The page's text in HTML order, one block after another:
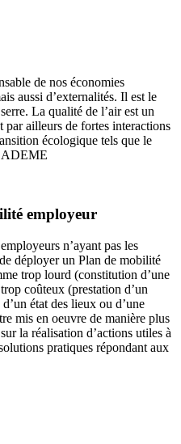
de nos économies
aussi d’externalités. Il est le
La qualité de l’air est un
par ailleurs de fortes interactions
écologique tels que le
ADEME
employeur
n’ayant pas les
déployer un Plan de mobilité
trop lourd (constitution d’une
coûteux (prestation d’un
état des lieux ou d’une
mis en oeuvre de manière plus
la réalisation d’actions utiles à
pratiques répondant aux